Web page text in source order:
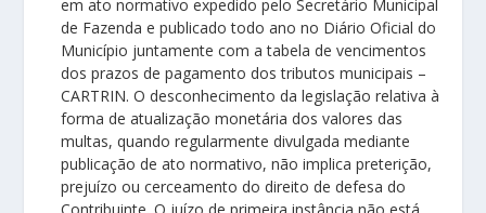
em ato normativo expedido pelo Secretário Municipal
de Fazenda e publicado todo ano no Diário Oficial do
Município juntamente com a tabela de vencimentos
dos prazos de pagamento dos tributos municipais –
CARTRIN. O desconhecimento da legislação relativa à
forma de atualização monetária dos valores das
multas, quando regularmente divulgada mediante
publicação de ato normativo, não implica preterição,
prejuízo ou cerceamento do direito de defesa do
Contribuinte. O juízo de primeira instância não está